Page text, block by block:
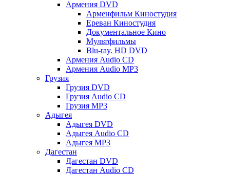
Армения DVD
Арменфильм Киностудия
Ереван Киностудия
Документальное Кино
Мультфильмы
Blu-ray. HD DVD
Армения Audio CD
Армения Audio MP3
Грузия
Грузия DVD
Грузия Audio CD
Грузия MP3
Адыгея
Адыгея DVD
Адыгея Audio CD
Адыгея MP3
Дагестан
Дагестан DVD
Дагестан Audio CD